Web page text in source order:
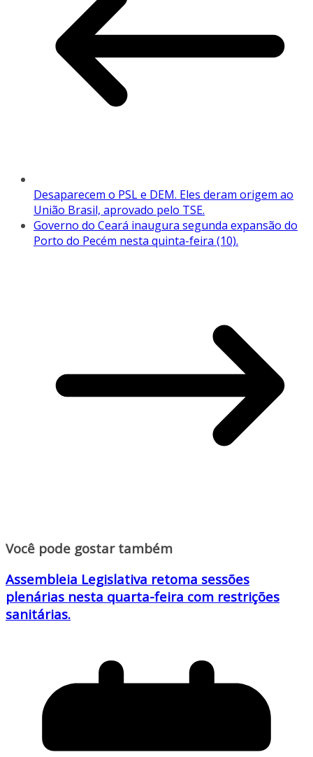
Desaparecem o PSL e DEM. Eles deram origem ao
União Brasil, aprovado pelo TSE.
Governo do Ceará inaugura segunda expansão do
Porto do Pecém nesta quinta-feira (10).
Você pode gostar também
Assembleia Legislativa retoma sessões
plenárias nesta quarta-feira com restrições
sanitárias.